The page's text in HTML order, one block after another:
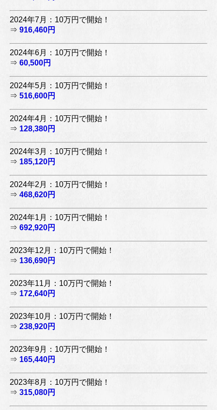
2024年7月：10万円で開始！
⇒ 916,460円
2024年6月：10万円で開始！
⇒ 60,500円
2024年5月：10万円で開始！
⇒ 516,600円
2024年4月：10万円で開始！
⇒ 128,380円
2024年3月：10万円で開始！
⇒ 185,120円
2024年2月：10万円で開始！
⇒ 468,620円
2024年1月：10万円で開始！
⇒ 692,920円
2023年12月：10万円で開始！
⇒ 136,690円
2023年11月：10万円で開始！
⇒ 172,640円
2023年10月：10万円で開始！
⇒ 238,920円
2023年9月：10万円で開始！
⇒ 165,440円
2023年8月：10万円で開始！
⇒ 315,080円